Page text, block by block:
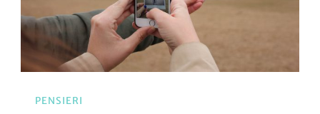
PENSIERI